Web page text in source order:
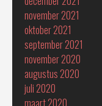
november 2021
oktober 2021
september 2021
november 2020
augustus 2020
juli 2020
maart 2020